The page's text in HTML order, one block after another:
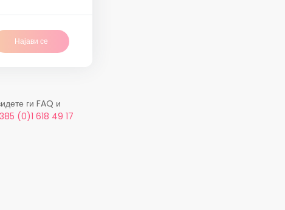
Најави се
ги FAQ и
(0)1 618 49 17